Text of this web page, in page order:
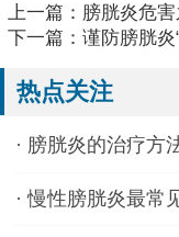
上一篇： 膀胱炎危害
下一篇： 谨防膀胱炎
热点关注
· 膀胱炎的治疗方
·慢性膀胱炎最常